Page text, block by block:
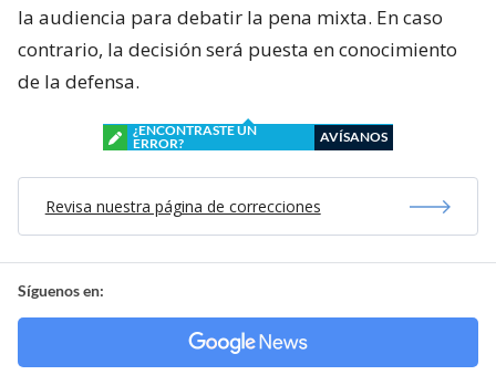
la audiencia para debatir la pena mixta. En caso
contrario, la decisión será puesta en conocimiento
de la defensa.
¿ENCONTRASTE UN
ERROR?
AVÍSANOS
Revisa nuestra página de correcciones
Síguenos en: